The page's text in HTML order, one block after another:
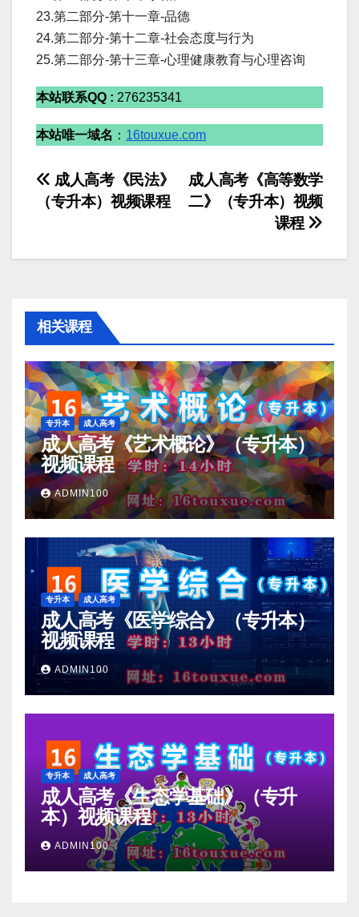
23.第二部分-第十一章-品德
24.第二部分-第十二章-社会态度与行为
25.第二部分-第十三章-心理健康教育与心理咨询
本站联系QQ : 276235341
本站唯一域名 ： 16touxue.com
文
章
导
成人高考《高等数学
二》（专升本）视频
课程
成人高考《民法》
（专升本）视频课程
相关课程
专升本 成人高考
成人高考《艺术概论》（专升本）
视频课程
ADMIN100
专升本 成人高考
成人高考《医学综合》（专升本）
视频课程
ADMIN100
专升本 成人高考
成人高考《生态学基础》（专升
本）视频课程
ADMIN100